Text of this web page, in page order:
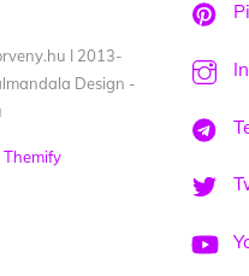
I 2013-
Design -
Themify